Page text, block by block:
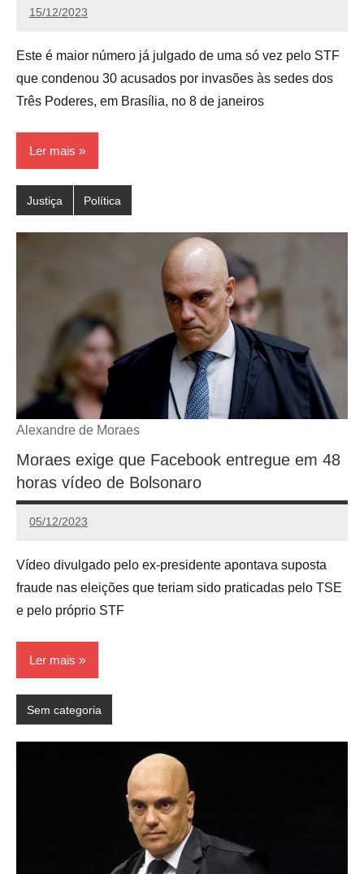
15/12/2023
Redação
Este é maior número já julgado de uma só vez pelo STF
que condenou 30 acusados por invasões às sedes dos
Três Poderes, em Brasília, no 8 de janeiros
Ler mais
Justiça Política
Alexandre de Moraes
Moraes exige que Facebook entregue em 48
horas vídeo de Bolsonaro
05/12/2023
Redação
Vídeo divulgado pelo ex-presidente apontava suposta
fraude nas eleições que teriam sido praticadas pelo TSE
e pelo próprio STF
Ler mais
Sem categoria